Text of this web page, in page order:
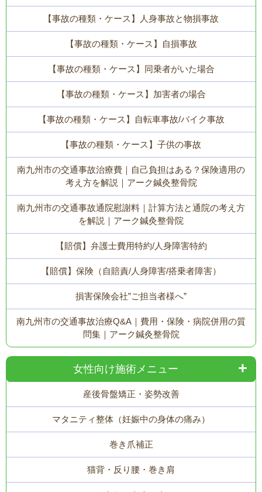
【事故の種類・ケース】人身事故と物損事故
【事故の種類・ケース】自損事故
【事故の種類・ケース】同乗者がいた場合
【事故の種類・ケース】加害者の場合
【事故の種類・ケース】自転車事故/バイク事故
【事故の種類・ケース】子供の事故
南九州市の交通事故治療費｜自己負担はある？保険適用の
考え方を解説｜アーク鍼灸整骨院
南九州市の交通事故通院慰謝料｜計算方法と通院の考え方
を解説｜アーク鍼灸整骨院
【賠償】弁護士費用特約/人身障害特約
【賠償】保険（自賠責/人身障害/搭乗者障害）
損害保険会社”ご担当者様へ”
南九州市の交通事故治療Q&A｜費用・保険・病院併用の質
問集｜アーク鍼灸整骨院
女性向け施術メニュー
産後骨盤矯正・姿勢改善
マタニティ整体（妊娠中の身体の痛み）
巻き爪補正
猫背・反り腰・巻き肩